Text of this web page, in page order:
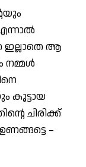
ഇല്ലാതെ ആ
നമ്മള്‍
കൂട്ടായ
ചിരിക്ക്
–